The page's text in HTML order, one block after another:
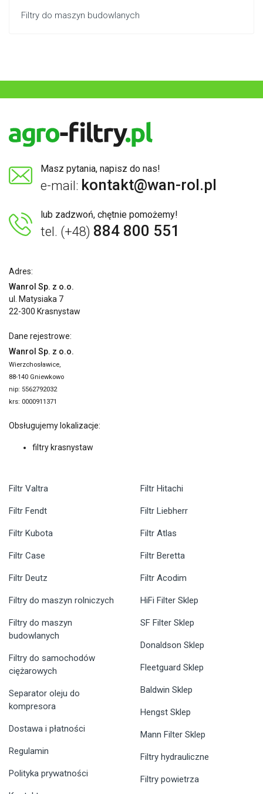
Filtry do maszyn budowlanych
Masz pytania, napisz do nas!
e-mail: kontakt@wan-rol.pl
lub zadzwoń, chętnie pomożemy!
tel. (+48) 884 800 551
Adres:
Wanrol Sp. z o.o.
ul. Matysiaka 7
22-300 Krasnystaw
Dane rejestrowe:
Wanrol Sp. z o.o.
Wierzchosławice,
88-140 Gniewkowo
nip: 5562792032
krs: 0000911371
Obsługujemy lokalizacje:
filtry krasnystaw
Filtr Valtra
Filtr Fendt
Filtr Kubota
Filtr Case
Filtr Deutz
Filtr Hitachi
Filtr Liebherr
Filtr Atlas
Filtr Beretta
Filtr Acodim
Filtry do maszyn rolniczych
Filtry do maszyn
budowlanych
Filtry do samochodów
ciężarowych
Separator oleju do
kompresora
Dostawa i płatności
Regulamin
Polityka prywatności
HiFi Filter Sklep
SF Filter Sklep
Donaldson Sklep
Fleetguard Sklep
Baldwin Sklep
Hengst Sklep
Mann Filter Sklep
Filtry hydrauliczne
Filtry powietrza